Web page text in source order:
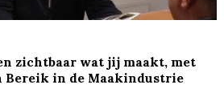
zichtbaar wat jij maakt, met
Bereik in de Maakindustrie